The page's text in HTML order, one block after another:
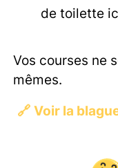
de toilette
Vos courses ne
mêmes.
🔗 Voir la